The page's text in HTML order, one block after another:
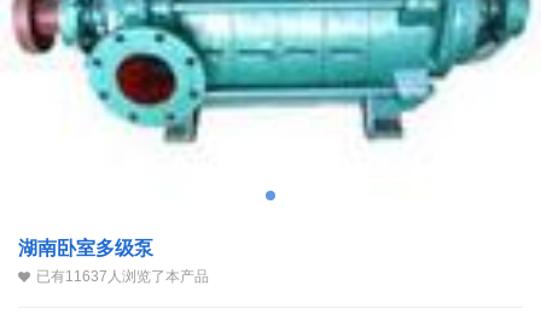
湖南卧室多级泵
已有11637人浏览了本产品